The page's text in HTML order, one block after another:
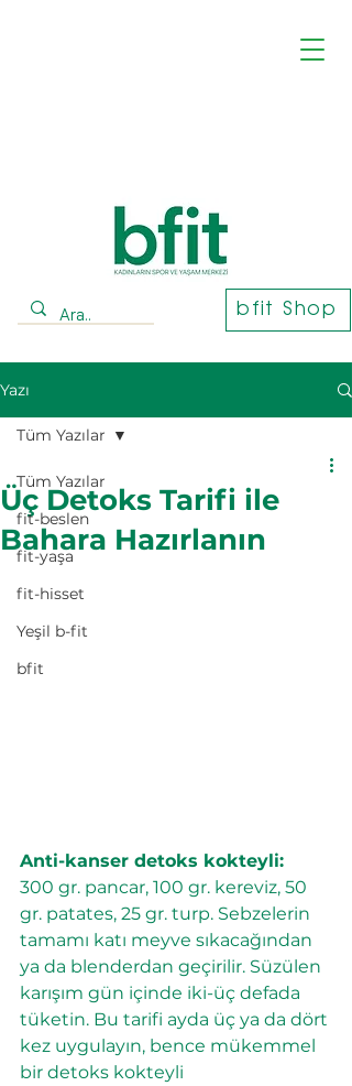
bfit Shop
Yazı
Tüm Yazılar
fit-beslen
fit-yaşa
fit-hisset
Yeşil b-fit
bfit
Tüm Yazılar
Üç Detoks Tarifi ile
Bahara Hazırlanın
Anti-kanser detoks kokteyli:
300 gr. pancar, 100 gr. kereviz, 50
gr. patates, 25 gr. turp. Sebzelerin
tamamı katı meyve sıkacağından
ya da blenderdan geçirilir. Süzülen
karışım gün içinde iki-üç defada
tüketin. Bu tarifi ayda üç ya da dört
kez uygulayın, bence mükemmel
bir detoks kokteyli